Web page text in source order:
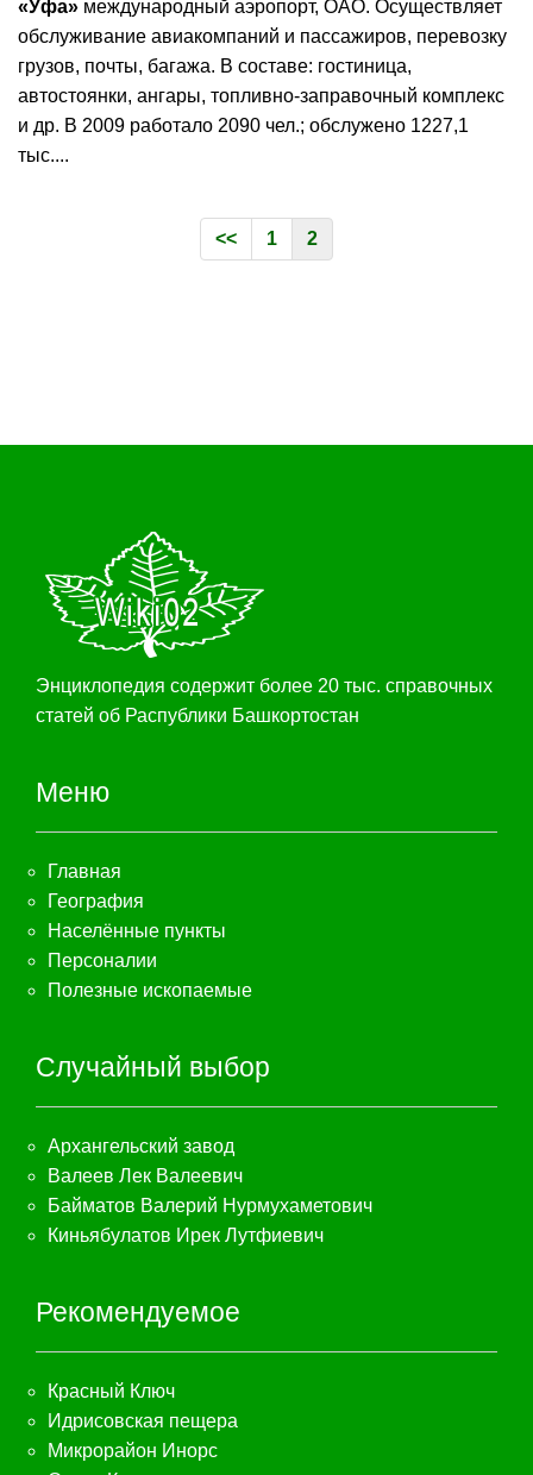
«Уфа» международный аэропорт, ОАО. Осуществляет
обслуживание авиакомпаний и пассажиров, перевозку
грузов, почты, багажа. В составе: гостиница,
автостоянки, ангары, топливно-заправочный комплекс
и др. В 2009 работало 2090 чел.; обслужено 1227,1
тыс....
<< 1 2
Энциклопедия содержит более 20 тыс. справочных
статей об Распублики Башкортостан
Меню
Главная
География
Населённые пункты
Персоналии
Полезные ископаемые
Случайный выбор
Архангельский завод
Валеев Лек Валеевич
Байматов Валерий Нурмухаметович
Киньябулатов Ирек Лутфиевич
Рекомендуемое
Красный Ключ
Идрисовская пещера
Микрорайон Инорс